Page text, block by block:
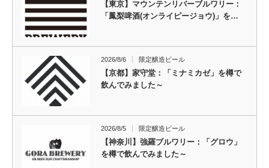
【東京】マウンテンリバーブルワリー：
「鳳梨啤酒(オンライピージョウ)」を…
2026/8/6 限定醸造ビール
【京都】家守堂：「ミナミカゼ」を樽で
飲んでみました～
2026/8/5 限定醸造ビール
【神奈川】強羅ブルワリー：「グロウ」
を樽で飲んでみました～